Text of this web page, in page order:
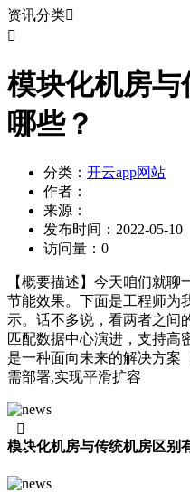
资讯分类

模块化机房
哪些？
分类： 开云app网站
作者：
来源：
发布时间： 2022-05-10
访问量： 0
【概要描述】 今天咱们就聊
节能效果。下面是工程师为
示。话不多说，看两者之间
匹配数据中心演进，支持高
是一种面向未来的解决方案
需部署,实现平滑扩容
模块化机房与传统机房区别
